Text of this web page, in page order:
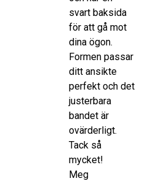
svart baksida
för att gå mot
dina ögon.
Formen passar
ditt ansikte
perfekt och det
justerbara
bandet är
ovärderligt.
Tack så
mycket!
Meg